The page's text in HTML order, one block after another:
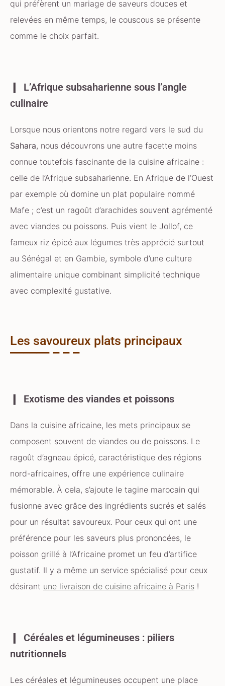
qui préfèrent un mariage de saveurs douces et
relevées en même temps, le couscous se présente
comme le choix parfait.
L’Afrique subsaharienne sous l’angle
culinaire
Lorsque nous orientons notre regard vers le sud du
Sahara, nous découvrons une autre facette moins
connue toutefois fascinante de la cuisine africaine :
celle de l’Afrique subsaharienne. En Afrique de l’Ouest
par exemple où domine un plat populaire nommé
Mafe ; c’est un ragoût d’arachides souvent agrémenté
avec viandes ou poissons. Puis vient le Jollof, ce
fameux riz épicé aux légumes très apprécié surtout
au Sénégal et en Gambie, symbole d’une culture
alimentaire unique combinant simplicité technique
avec complexité gustative.
Les savoureux plats principaux
Exotisme des viandes et poissons
Dans la cuisine africaine, les mets principaux se
composent souvent de viandes ou de poissons. Le
ragoût d’agneau épicé, caractéristique des régions
nord-africaines, offre une expérience culinaire
mémorable. À cela, s’ajoute le tagine marocain qui
fusionne avec grâce des ingrédients sucrés et salés
pour un résultat savoureux. Pour ceux qui ont une
préférence pour les saveurs plus prononcées, le
poisson grillé à l’Africaine promet un feu d’artifice
gustatif. Il y a même un service spécialisé pour ceux
désirant une livraison de cuisine africaine à Paris !
Céréales et légumineuses : piliers
nutritionnels
Les céréales et légumineuses occupent une place